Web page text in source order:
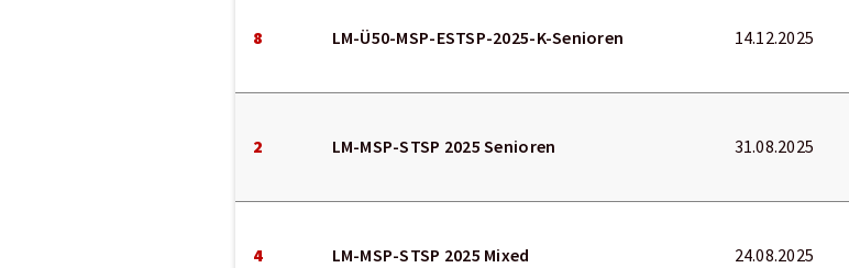
8 LM-Ü50-MSP-ESTSP-2025-K-Senioren 14.12.2025
2 LM-MSP-STSP 2025 Senioren 31.08.2025
4 LM-MSP-STSP 2025 Mixed 24.08.2025